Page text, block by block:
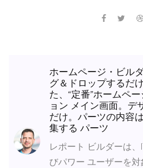
ホームページ・ビル
グ＆ドロップするだ
た、“定番”ホームペ
ョン メイン画面。デ
だけ。パーツの内容
集する パーツ
レポート ビルダーは
びパワー ユーザーを